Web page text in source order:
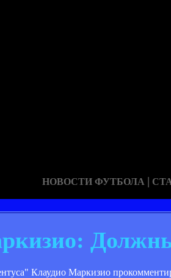
НОВОСТИ ФУТБОЛА |
Клаудио Маркизио